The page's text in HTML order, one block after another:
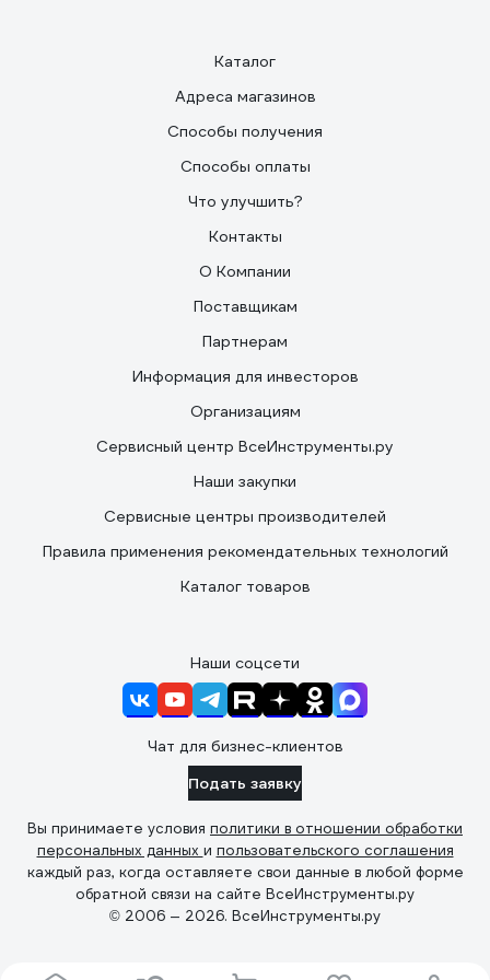
Каталог
Адреса магазинов
Способы получения
Способы оплаты
Что улучшить?
Контакты
О Компании
Поставщикам
Партнерам
Информация для инвесторов
Организациям
Сервисный центр ВсеИнструменты.ру
Наши закупки
Сервисные центры производителей
Правила применения рекомендательных технологий
Каталог товаров
Наши соцсети
Чат для бизнес-клиентов
Подать заявку
Вы принимаете условия политики в отношении обработки
персональных данных и пользовательского соглашения
каждый раз, когда оставляете свои данные в любой форме
обратной связи на сайте ВсеИнструменты.ру
© 2006 — 2026. ВсеИнструменты.ру